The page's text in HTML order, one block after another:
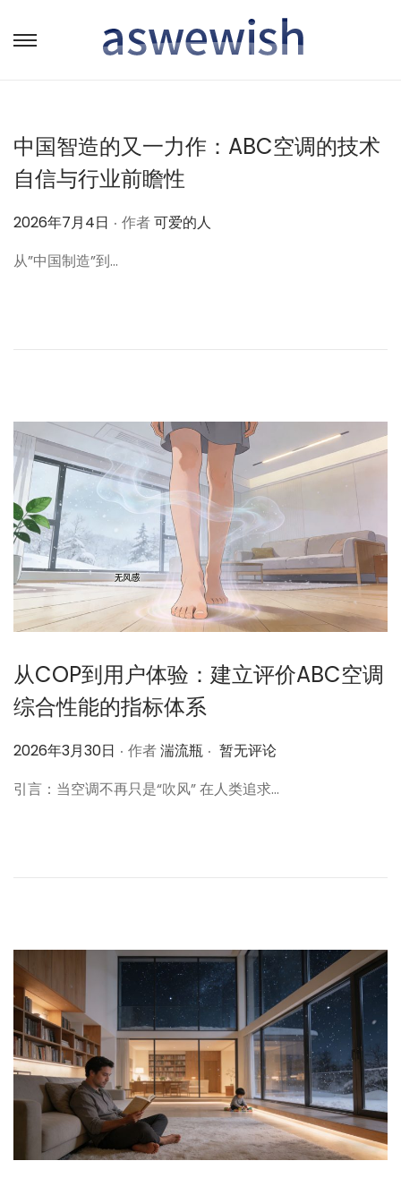
转
跳
中国智造的又一力作：ABC空调的技术
自信与行业前瞻性
作
2026年7月4日 . 作者可爱的人
从”中国制造”到…
从COP到用户体验：建立评价ABC空调
综合性能的指标体系
作
2026年3月30日 . 作者湍流瓶 . 暂无评论
引言：当空调不再只是“吹风” 在人类追求…